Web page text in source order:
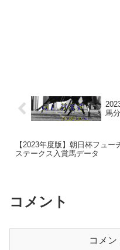
馬
【2023年度版】朝日杯フュー
ステークス入賞馬データ
コメント
コメン